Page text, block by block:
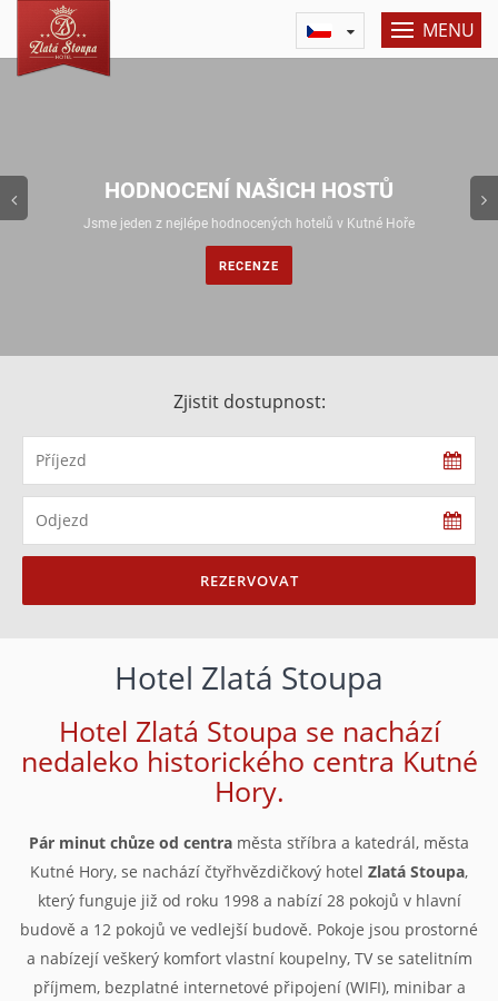
MENU
HODNOCENÍ NAŠICH HOSTŮ
Jsme jeden z nejlépe hodnocených hotelů v Kutné Hoře
RECENZE
Previous
Zjistit dostupnost:
REZERVOVAT
Hotel Zlatá Stoupa
Hotel Zlatá Stoupa se nachází
nedaleko historického centra Kutné
Hory.
Pár minut chůze od centra města stříbra a katedrál, města
Kutné Hory, se nachází čtyřhvězdičkový hotel Zlatá Stoupa,
který funguje již od roku 1998 a nabízí 28 pokojů v hlavní
budově a 12 pokojů ve vedlejší budově. Pokoje jsou prostorné
a nabízejí veškerý komfort vlastní koupelny, TV se satelitním
příjmem, bezplatné internetové připojení (WIFI), minibar a